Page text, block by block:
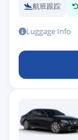
航班跟踪
Luggage Info